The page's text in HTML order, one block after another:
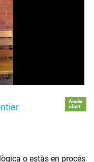
Accés
obert
o estàs en procés